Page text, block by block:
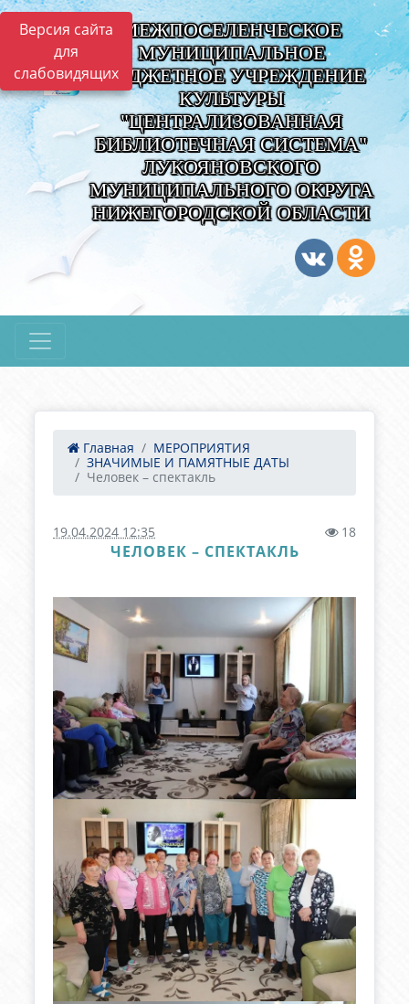
Версия сайта
для
слабовидящих
МЕЖПОСЕЛЕНЧЕСКОЕ
МУНИЦИПАЛЬНОЕ
БЮДЖЕТНОЕ УЧРЕЖДЕНИЕ
КУЛЬТУРЫ
"ЦЕНТРАЛИЗОВАННАЯ
БИБЛИОТЕЧНАЯ СИСТЕМА"
ЛУКОЯНОВСКОГО
МУНИЦИПАЛЬНОГО ОКРУГА
НИЖЕГОРОДСКОЙ ОБЛАСТИ
Главная
МЕРОПРИЯТИЯ
ЗНАЧИМЫЕ И ПАМЯТНЫЕ ДАТЫ
Человек – спектакль
19.04.2024 12:35 18
ЧЕЛОВЕК – СПЕКТАКЛЬ